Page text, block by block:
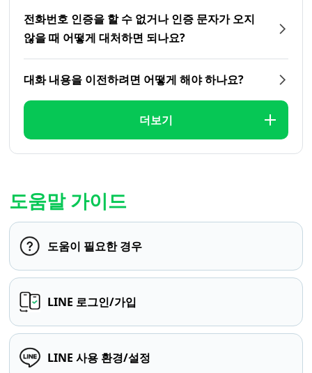
전화번호 인증을 할 수 없거나 인증 문자가 오지
않을 때 어떻게 대처하면 되나요?
대화 내용을 이전하려면 어떻게 해야 하나요?
더보기
도움말 가이드
도움이 필요한 경우
LINE 로그인/가입
LINE 사용 환경/설정